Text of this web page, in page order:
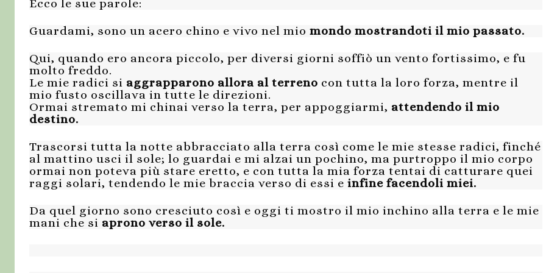
Ecco le sue parole:
Guardami, sono un acero chino e vivo nel mio mondo mostrandoti il mio passato.
Qui, quando ero ancora piccolo, per diversi giorni soffiò un vento fortissimo, e fu
molto freddo.
Le mie radici si aggrapparono allora al terreno con tutta la loro forza, mentre il
mio fusto oscillava in tutte le direzioni.
Ormai stremato mi chinai verso la terra, per appoggiarmi, attendendo il mio
destino.
Trascorsi tutta la notte abbracciato alla terra così come le mie stesse radici, finché
al mattino usci il sole; lo guardai e mi alzai un pochino, ma purtroppo il mio corpo
ormai non poteva più stare eretto, e con tutta la mia forza tentai di catturare quei
raggi solari, tendendo le mie braccia verso di essi e infine facendoli miei.
Da quel giorno sono cresciuto così e oggi ti mostro il mio inchino alla terra e le mie
mani che si aprono verso il sole.